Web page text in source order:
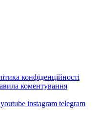
конфіденційності
коментування
youtube instagram telegram